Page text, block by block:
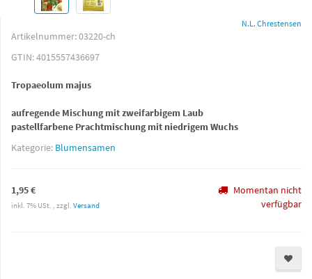
N.L. Chrestensen
Artikelnummer:03220-ch
GTIN:4015557436697
Tropaeolum majus
aufregende Mischung mit zweifarbigem Laub
pastellfarbene Prachtmischung mit niedrigem Wuchs
Kategorie: Blumensamen
1,95 €
inkl. 7% USt. , zzgl. Versand
Momentan nicht
verfügbar